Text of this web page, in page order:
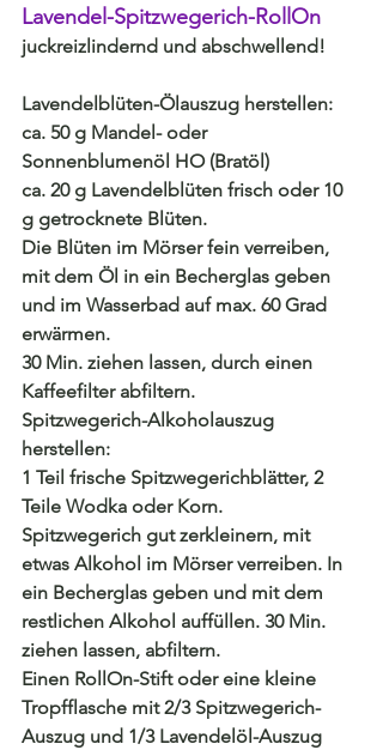
Lavendel-Spitzwegerich-RollOn
juckreizlindernd und abschwellend!
Lavendelblüten-Ölauszug herstellen:
ca. 50 g Mandel- oder
Sonnenblumenöl HO (Bratöl)
ca. 20 g Lavendelblüten frisch oder 10
g getrocknete Blüten.
Die Blüten im Mörser fein verreiben,
mit dem Öl in ein Becherglas geben
und im Wasserbad auf max. 60 Grad
erwärmen.
30 Min. ziehen lassen, durch einen
Kaffeefilter abfiltern.
Spitzwegerich-Alkoholauszug
herstellen:
1 Teil frische Spitzwegerichblätter, 2
Teile Wodka oder Korn.
Spitzwegerich gut zerkleinern, mit
etwas Alkohol im Mörser verreiben. In
ein Becherglas geben und mit dem
restlichen Alkohol auffüllen. 30 Min.
ziehen lassen, abfiltern.
Einen RollOn-Stift oder eine kleine
Tropfflasche mit 2/3 Spitzwegerich-
Auszug und 1/3 Lavendelöl-Auszug